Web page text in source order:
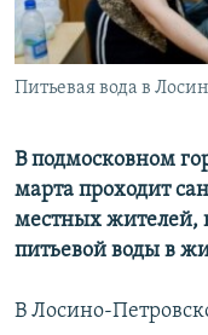
СОЦИАЛЬНЫЕ СЕТИ
Все сайты РСЕ/
Питьевая вода в
В подмосковном
марта проходит
местных жителей,
питьевой воды в
В Лосино-